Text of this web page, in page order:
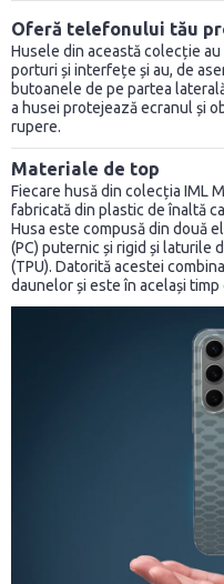
Oferă telefonului tău
Husele din această colecție
porturi și interfețe și au, de
butoanele de pe partea
a husei protejează ecranul și
rupere.
Materiale de top
Fiecare husă din colecția IML
fabricată din plastic de înaltă
Husa este compusă din două
(PC) puternic și rigid și
(TPU). Datorită acestei
daunelor și este în același